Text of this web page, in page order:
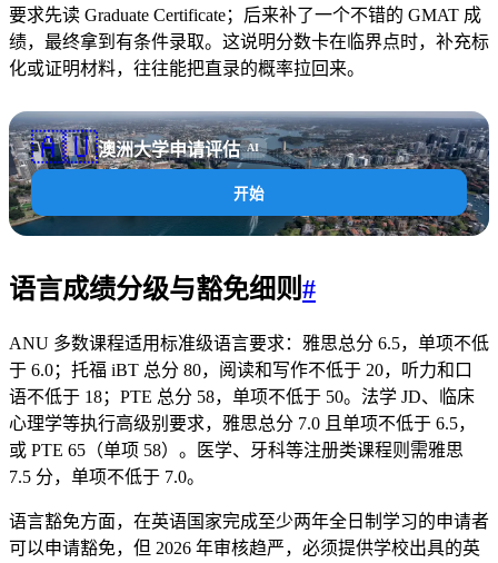
要求先读 Graduate Certificate；后来补了一个不错的 GMAT 成
绩，最终拿到有条件录取。这说明分数卡在临界点时，补充标
化或证明材料，往往能把直录的概率拉回来。
🇦🇺澳洲大学申请评估 AI
开始
语言成绩分级与豁免细则#
ANU 多数课程适用标准级语言要求：雅思总分 6.5，单项不低
于 6.0；托福 iBT 总分 80，阅读和写作不低于 20，听力和口
语不低于 18；PTE 总分 58，单项不低于 50。法学 JD、临床
心理学等执行高级别要求，雅思总分 7.0 且单项不低于 6.5，
或 PTE 65（单项 58）。医学、牙科等注册类课程则需雅思
7.5 分，单项不低于 7.0。
语言豁免方面，在英语国家完成至少两年全日制学习的申请者
可以申请豁免，但 2026 年审核趋严，必须提供学校出具的英